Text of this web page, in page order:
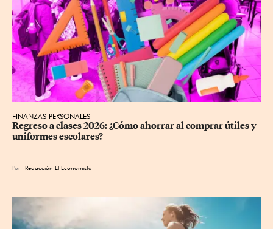
FINANZAS PERSONALES
Regreso a clases 2026: ¿Cómo ahorrar al comprar útiles y
uniformes escolares?
Por Redacción El Economista